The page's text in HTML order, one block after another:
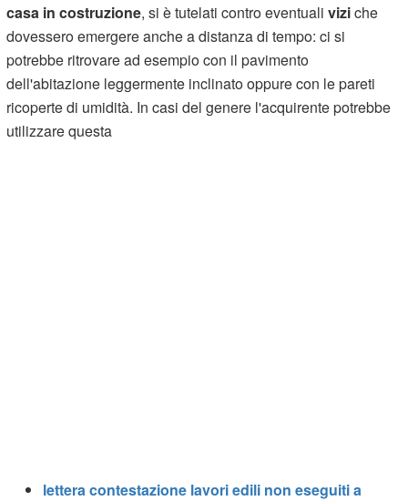
casa in costruzione, si è tutelati contro eventualiviziche
dovessero emergere anche a distanza di tempo: ci si
potrebbe ritrovare ad esempio con il pavimento
dell'abitazione leggermente inclinato oppure con le pareti
ricoperte di umidità. In casi del genere l'acquirente potrebbe
utilizzare questa
lettera contestazione lavori edili non eseguiti a